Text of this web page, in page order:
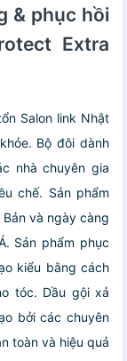
& phục hồi
Extra
Salon link Nhật
Bộ đôi dành
nhà chuyên gia
chế. Sản phẩm
và ngày càng
Sản phẩm phục
kiểu bằng cách
tóc. Dầu gội xả
bởi các chuyên
toàn và hiệu quả